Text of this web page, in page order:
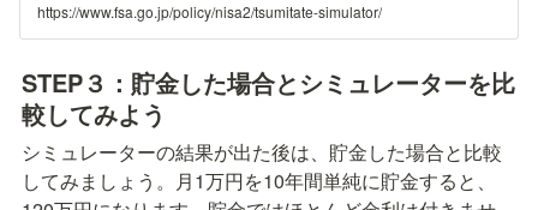
https://www.fsa.go.jp/policy/nisa2/tsumitate-simulator/
STEP３： 貯金した場合とシミュレーターを比
較してみよう
シミュレーターの結果が出た後は、貯金した場合と比較
してみましょう。月1万円を10年間単純に貯金すると、